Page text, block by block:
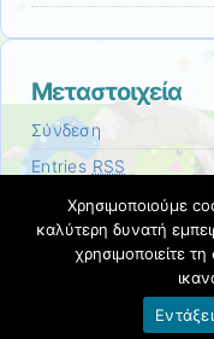
Μεταστοιχεία
Σύνδεση
Entries RSS
CommentsRSS
Εκπαιδευτικές
Χρησιμοποιούμε
καλύτερη δυνατή
χρησιμοποιείτε
Εντάξει